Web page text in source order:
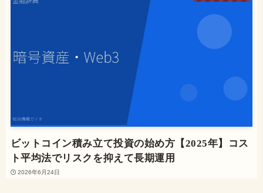
ビットコイン積み立て投資の始め方【2025年】コス
ト平均法でリスクを抑えて長期運用
2026年6月24日